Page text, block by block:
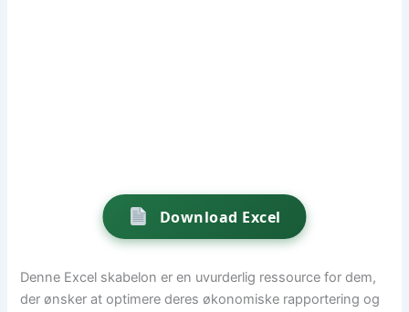
Download Excel
Denne Excel skabelon er en uvurderlig ressource for dem,
der ønsker at optimere deres økonomiske rapportering og